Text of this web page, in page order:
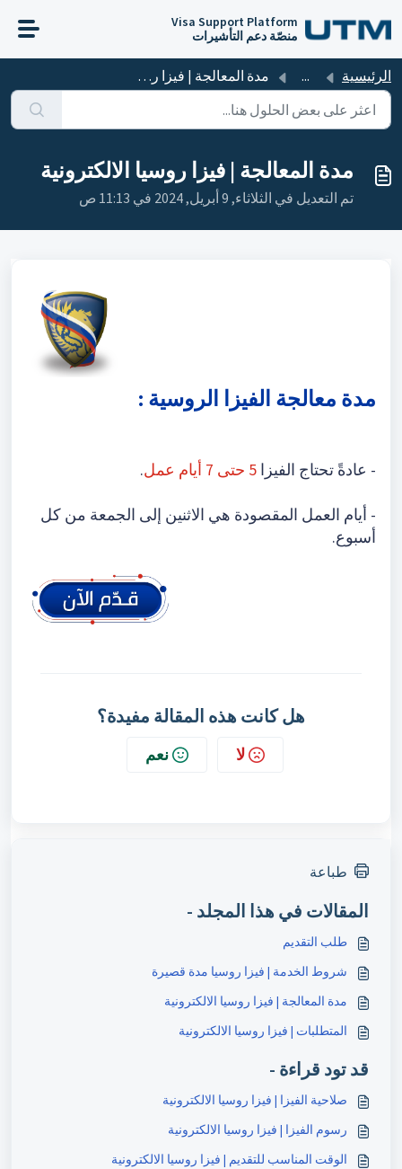
Visa Support Platform
منصّة دعم التأشيرات
الرئيسية ... مدة المعالجة | فيزا روسيا الالكترونية
مدة المعالجة | فيزا روسيا الالكترونية
تم التعديل في الثلاثاء, 9 أبريل, 2024 في 11:13 ص
مدة معالجة الفيزا الروسية :
- عادةً تحتاج الفيزا 5 حتى 7 أيام عمل .
- أيام العمل المقصودة هي الاثنين إلى الجمعة من كل
أسبوع.
هل كانت هذه المقالة مفيدة؟
لا نعم
طباعة
المقالات في هذا المجلد -
طلب التقديم
شروط الخدمة | فيزا روسيا مدة قصيرة
مدة المعالجة | فيزا روسيا الالكترونية
المتطلبات | فيزا روسيا الالكترونية
قد تود قراءة -
صلاحية الفيزا | فيزا روسيا الالكترونية
رسوم الفيزا | فيزا روسيا الالكترونية
الوقت المناسب للتقديم | فيزا روسيا الالكترونية